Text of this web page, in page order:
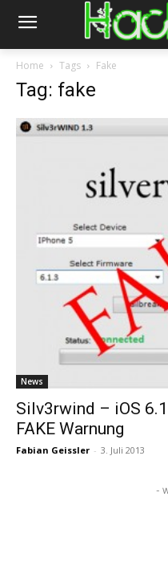
Home Tags Fake
Tag: fake
News
Silv3rwind – iOS
FAKE Warnung
Fabian Geissler - 3. Juli 2013
-